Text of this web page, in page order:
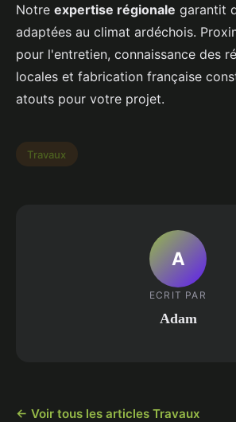
Notre expertise régionale garantit
adaptées au climat ardéchois.
pour l'entretien, connaissance des
locales et fabrication française
atouts pour votre projet.
Travaux
A
ECRIT PAR
Adam
← Voir tous les articles Travaux